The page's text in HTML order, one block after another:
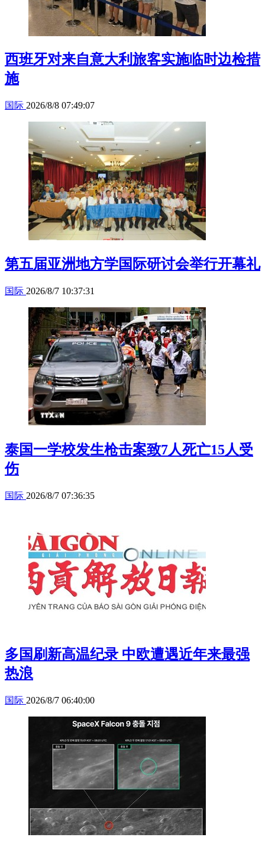
西班牙对来自意大利旅客实施临时边检措
施
国际 2026/8/8 07:49:07
第五届亚洲地方学国际研讨会举行开幕礼
国际 2026/8/7 10:37:31
泰国一学校发生枪击案致7人死亡15人受
伤
国际 2026/8/7 07:36:35
多国刷新高温纪录 中欧遭遇近年来最强
热浪
国际 2026/8/7 06:40:00